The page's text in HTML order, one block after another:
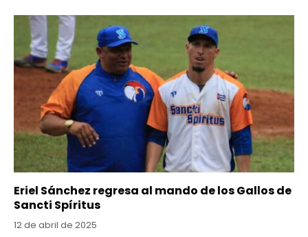
Eriel Sánchez regresa al mando de los Gallos de
Sancti Spíritus
12 de abril de 2025